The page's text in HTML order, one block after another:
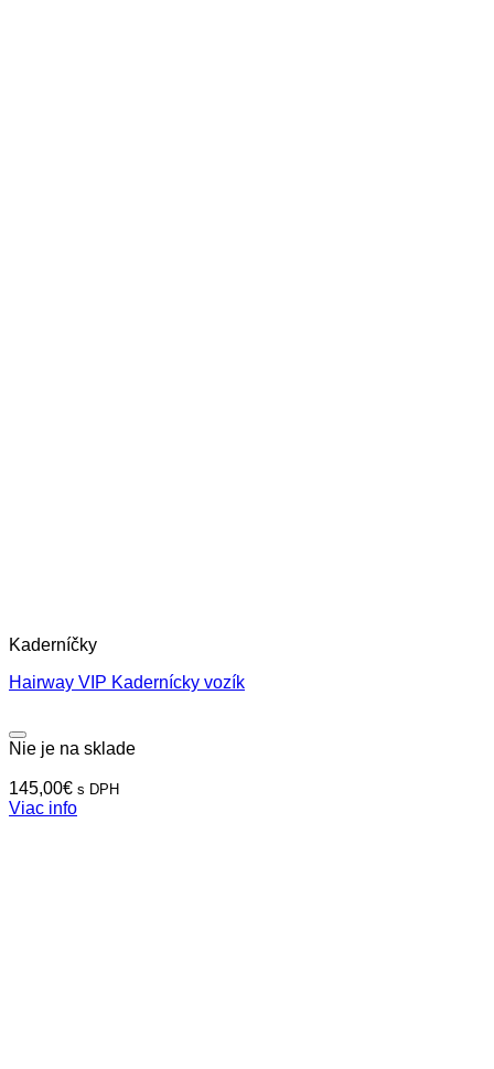
Nie je na sklade
Kaderníčky
Hairway VIP Kadernícky vozík
145,00€ s DPH
Viac info